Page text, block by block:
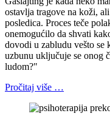
ostavlja tragove na koži,
posledica. Proces teče
onemogućilo da shvati
dovodi u zabludu vešto se
uzbunu uključuje se onog
ludom?"
Pročitaj više …